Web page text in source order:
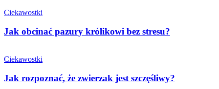
Ciekawostki
Jak obcinać pazury królikowi bez stresu?
Ciekawostki
Jak rozpoznać, że zwierzak jest szczęśliwy?